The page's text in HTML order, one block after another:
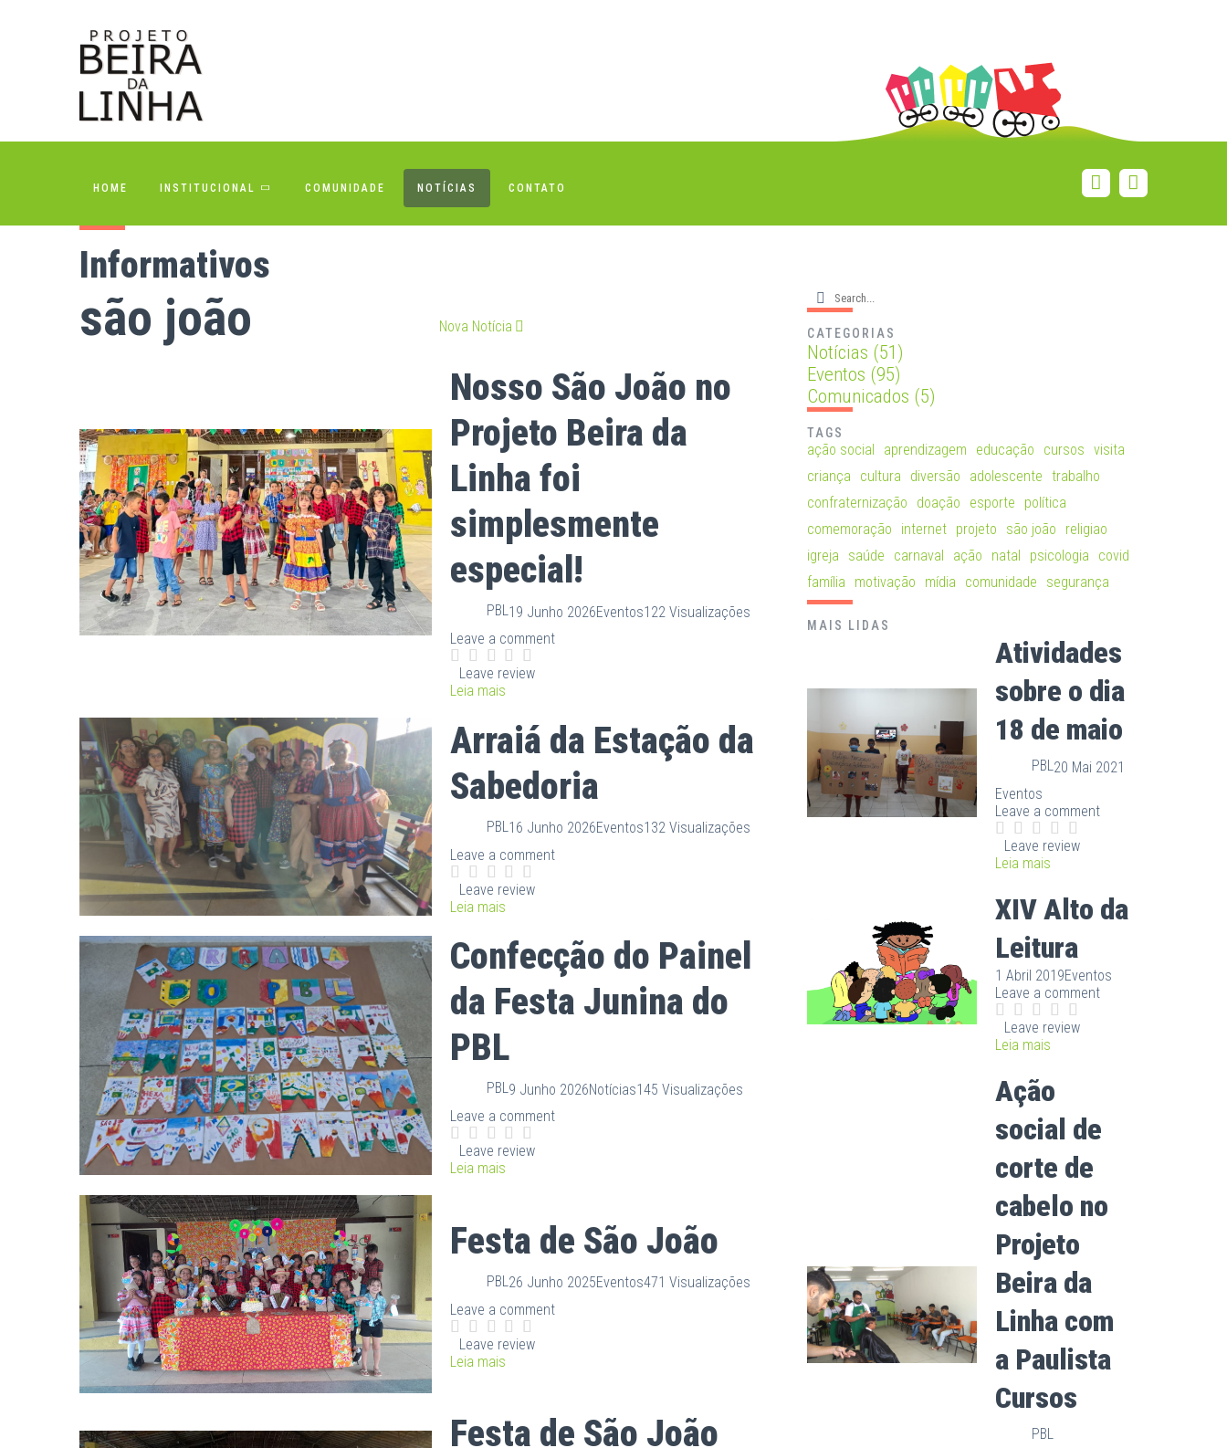
HOME INSTITUCIONAL COMUNIDADE NOTÍCIAS CONTATO
Informativos
são joão Nova Notícia
Nosso São João no
Projeto Beira da
Linha foi
simplesmente
especial!
PBL19 Junho 2026Eventos122 Visualizações
Leave a comment
Leave review
Leia mais
Arraiá da Estação da
Sabedoria
PBL 16 Junho 2026Eventos132 Visualizações
Leave a comment
Leave review
Leia mais
Confecção do Painel
da Festa Junina do
PBL
PBL9 Junho 2026Notícias145 Visualizações
Leave a comment
Leave review
Leia mais
Festa de São João
PBL 26 Junho 2025Eventos471 Visualizações
Leave a comment
Leave review
Leia mais
Festa de São João
CATEGORIAS
Notícias (51)
Eventos (95)
Comunicados (5)
TAGS
ação social aprendizagem educação cursos visita
criança
cultura diversão adolescente trabalho
confraternização
doação esporte
política
comemoração
internet projeto são joão
religiao
igreja
saúde carnaval ação natal psicologia
covid
família
motivação mídia comunidade segurança
MAIS LIDAS
Atividades
sobre o dia
18 de maio
PBL20 Mai 2021
Eventos
Leave a comment
Leave review
Leia mais
XIV Alto da
Leitura
1 Abril 2019Eventos
Leave a comment
Leave review
Leia mais
Ação
social de
corte de
cabelo no
Projeto
Beira da
Linha com
a Paulista
Cursos
PBL